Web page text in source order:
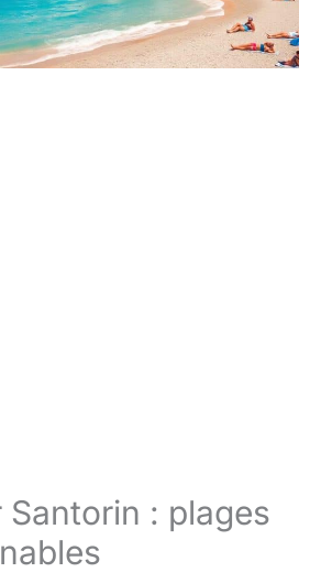
: plages